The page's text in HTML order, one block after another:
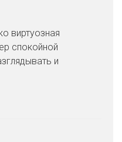
виртуозная
спокойной
и